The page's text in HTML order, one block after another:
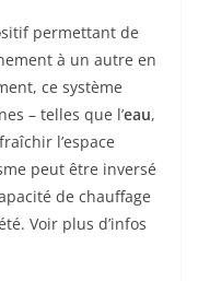
permettant de
à un autre en
ce système
– telles que l’eau,
l’espace
peut être inversé
de chauffage
Voir plus d’infos